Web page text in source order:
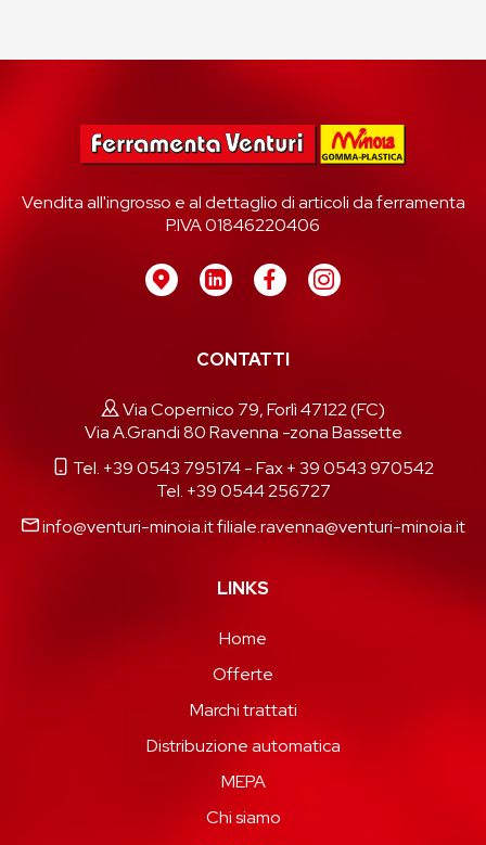
Vendita all'ingrosso e al dettaglio di articoli da ferramenta
P.IVA 01846220406
CONTATTI
Via Copernico 79, Forlì 47122 (FC)
Via A.Grandi 80 Ravenna -zona Bassette
Tel. +39 0543 795174- Fax + 39 0543 970542
Tel. +39 0544 256727
info@venturi-minoia.itfiliale.ravenna@venturi-minoia.it
LINKS
Home
Offerte
Marchi trattati
Distribuzione automatica
MEPA
Chi siamo